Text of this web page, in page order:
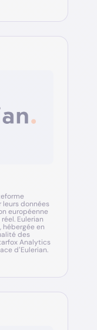
données
européenne
Eulerian
hébergée en
des
Analytics
d’Eulerian.